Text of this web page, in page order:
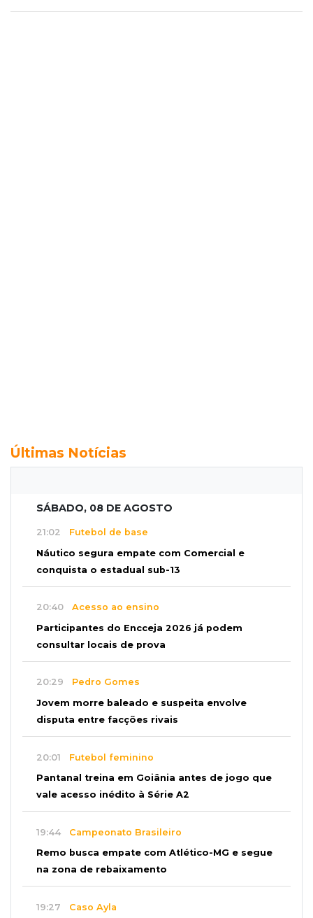
Últimas Notícias
SÁBADO, 08 DE AGOSTO
21:02 Futebol de base
Náutico segura empate com Comercial e
conquista o estadual sub-13
20:40 Acesso ao ensino
Participantes do Encceja 2026 já podem
consultar locais de prova
20:29 Pedro Gomes
Jovem morre baleado e suspeita envolve
disputa entre facções rivais
20:01 Futebol feminino
Pantanal treina em Goiânia antes de jogo que
vale acesso inédito à Série A2
19:44 Campeonato Brasileiro
Remo busca empate com Atlético-MG e segue
na zona de rebaixamento
19:27 Caso Ayla